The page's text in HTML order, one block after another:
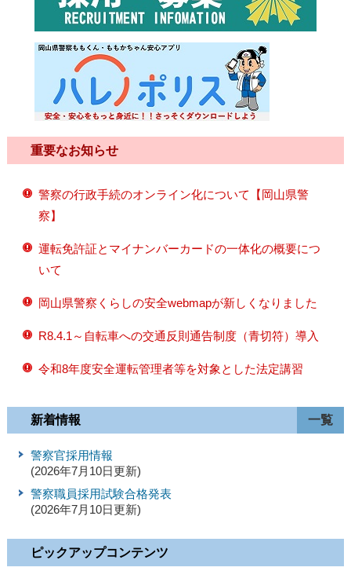
重要なお知らせ
警察の行政手続のオンライン化について【岡山県警
察】
運転免許証とマイナンバーカードの一体化の概要につ
いて
岡山県警察くらしの安全webmapが新しくなりました
R8.4.1～自転車への交通反則通告制度（青切符）導入
令和8年度安全運転管理者等を対象とした法定講習
新着情報 一覧
警察官採用情報
(2026年7月10日更新)
警察職員採用試験合格発表
(2026年7月10日更新)
ピックアップコンテンツ